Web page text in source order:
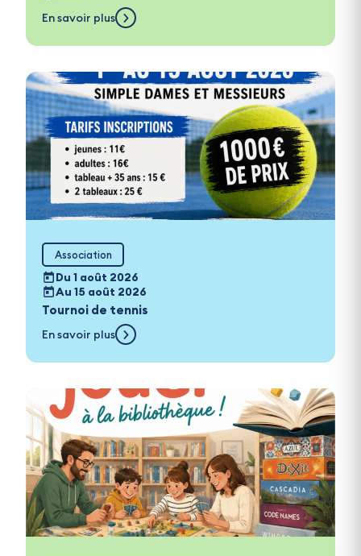
En savoir plus
Association
Du 1 août 2026
Au 15 août 2026
Tournoi de tennis
En savoir plus